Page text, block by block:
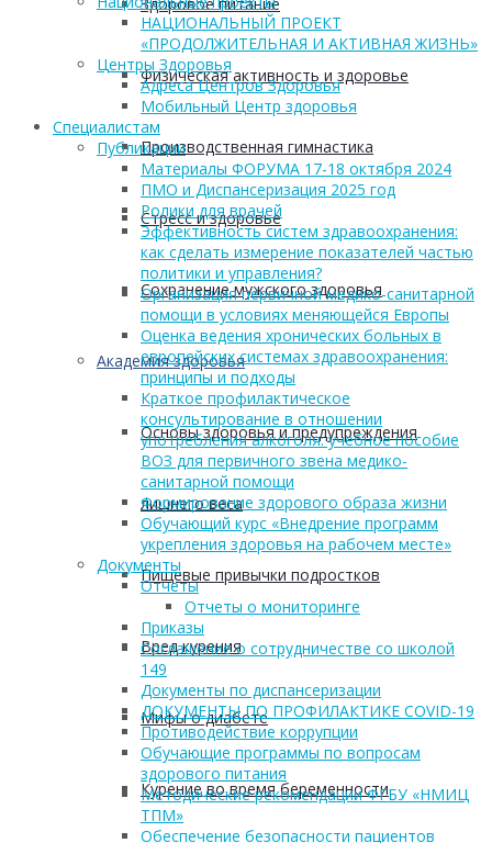
Физическая активность и здоровье
Производственная гимнастика
Стресс и здоровье
Сохранение мужского здоровья
Академия здоровья
Основы здоровья и предупреждения
лишнего веса
Пищевые привычки подростков
Вред курения
Мифы о диабете
Курение во время беременности
НАЦИОНАЛЬНЫЙ ПРОЕКТ
«ПРОДОЛЖИТЕЛЬНАЯ И АКТИВНАЯ ЖИЗНЬ»
Центры Здоровья
Адреса Центров Здоровья
Мобильный Центр здоровья
Cпециалистам
Публикации
Материалы ФОРУМА 17-18 октября 2024
ПМО и Диспансеризация 2025 год
Ролики для врачей
Эффективность систем здравоохранения:
как сделать измерение показателей частью
политики и управления?
Организация первичной медико-санитарной
помощи в условиях меняющейся Европы
Оценка ведения хронических больных в
европейских системах здравоохранения:
принципы и подходы
Краткое профилактическое
консультирование в отношении
употребления алкоголя: учебное пособие
ВОЗ для первичного звена медико-
санитарной помощи
Формирование здорового образа жизни
Обучающий курс «Внедрение программ
укрепления здоровья на рабочем месте»
Документы
Отчеты
Отчеты о мониторинге
Приказы
Соглашение о сотрудничестве со школой
149
Документы по диспансеризации
ДОКУМЕНТЫ ПО ПРОФИЛАКТИКЕ COVID-19
Противодействие коррупции
Обучающие программы по вопросам
здорового питания
Методические рекомендации ФГБУ «НМИЦ
ТПМ»
Обеспечение безопасности пациентов